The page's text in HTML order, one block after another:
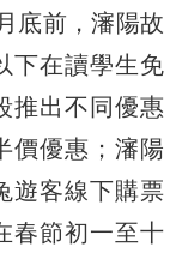
底前，瀋陽故
下在讀學生免
推出不同優惠
價優惠；瀋陽
遊客線下購票
春節初一至十